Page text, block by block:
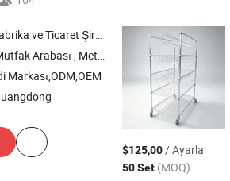
ve Ticaret Şirketi
, Metal Raf , Sergi Rafı , Depolama Rafı
Markası,ODM,OEM
$125,00/ Ayarla
50 Set (MOQ)